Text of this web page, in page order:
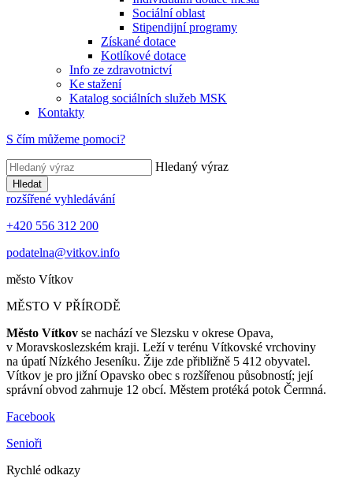
Sociální oblast
Stipendijní programy
Získané dotace
Kotlíkové dotace
Info ze zdravotnictví
Ke stažení
Katalog sociálních služeb MSK
Kontakty
S čím můžeme pomoci?
Hledaný výraz
Hledat
rozšířené vyhledávání
+420 556 312 200
podatelna@vitkov.info
město Vítkov
MĚSTO V PŘÍRODĚ
Město Vítkov se nachází ve Slezsku v okrese Opava,
v Moravskoslezském kraji. Leží v terénu Vítkovské vrchoviny
na úpatí Nízkého Jeseníku. Žije zde přibližně 5 412 obyvatel.
Vítkov je pro jižní Opavsko obec s rozšířenou působností; její
správní obvod zahrnuje 12 obcí. Městem protéká potok Čermná.
Facebook
Senioři
Rychlé odkazy